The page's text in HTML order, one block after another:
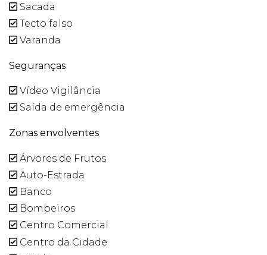
Sacada
Tecto falso
Varanda
Seguranças
Vídeo Vigilância
Saída de emergência
Zonas envolventes
Árvores de Frutos
Auto-Estrada
Banco
Bombeiros
Centro Comercial
Centro da Cidade